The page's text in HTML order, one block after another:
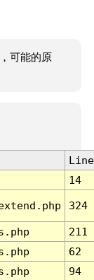
可能的原
Line
14
324
211
62
94